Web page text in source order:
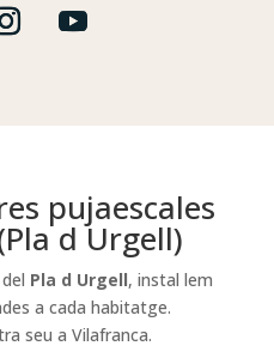
pujaescales
d Urgell)
Pla d Urgell, instal lem
a cada habitatge.
seu a Vilafranca.